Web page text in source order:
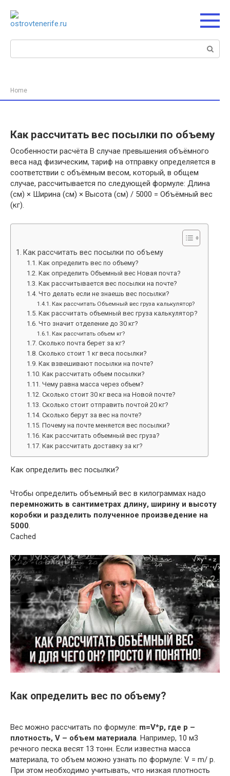
контенту
Поиск:
Home
Как рассчитать вес посылки по объему
Особенности расчёта В случае превышения объёмного
веса над физическим, тариф на отправку определяется в
соответствии с объёмным весом, который, в общем
случае, рассчитывается по следующей формуле: Длина
(см) × Ширина (см) × Высота (см) / 5000 = Объёмный вес
(кг).
Как рассчитать вес посылки по объему
Как определить вес по объему?
Как определить Объемный вес Новая почта?
Как рассчитывается вес посылки на почте?
Что делать если не знаешь вес посылки?
Как рассчитать Объемный вес груза калькулятор?
Как рассчитать объемный вес груза калькулятор?
Что значит отделение до 30 кг?
Как рассчитать объем кг?
Сколько почта берет за кг?
Сколько стоит 1 кг веса посылки?
Как взвешивают посылки на почте?
Как рассчитать объем посылки?
Чему равна масса через объем?
Сколько стоит 30 кг веса на Новой почте?
Сколько стоит отправить почтой 20 кг?
Сколько берут за вес на почте?
Почему на почте меняется вес посылки?
Как рассчитать объемный вес груза?
Как рассчитать доставку за кг?
Как определить вес посылки?
Чтобы определить объемный вес в килограммах надо
перемножить в сантиметрах длину, ширину и высоту
коробки и разделить полученное произведение на
5000.
Cached
Как определить вес по объему?
Вес можно рассчитать по формуле: m=V*p, где р –
плотность, V – объем материала. Например, 10 м3
речного песка весят 13 тонн. Если известна масса
материала, то объем можно узнать по формуле: V = m/ p.
При этом необходимо учитывать, что низкая плотность